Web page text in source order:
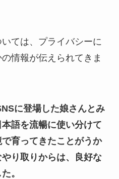
ては、プライバシーに
情報が伝えられてきま
に登場した娘さんとみ
語を流暢に使い分けて
育ってきたことがうか
り取りからは、良好な
。